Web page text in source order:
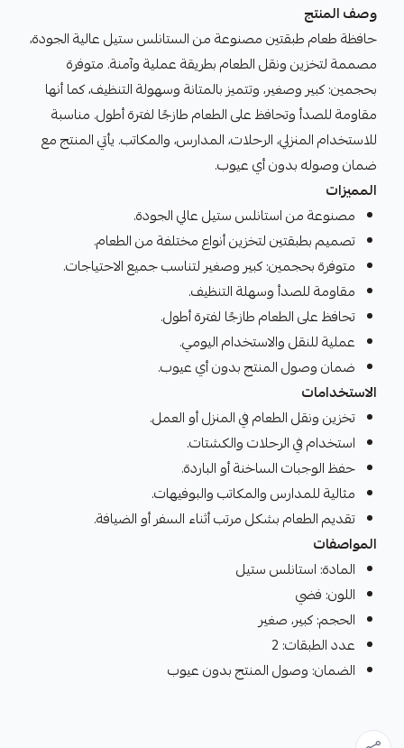
وصف المنتج
حافظة طعام طبقتين مصنوعة من الستانلس ستيل عالية الجودة،
مصممة لتخزين ونقل الطعام بطريقة عملية وآمنة. متوفرة
بحجمين: كبير وصغير، وتتميز بالمتانة وسهولة التنظيف، كما أنها
مقاومة للصدأ وتحافظ على الطعام طازجًا لفترة أطول. مناسبة
للاستخدام المنزلي، الرحلات، المدارس، والمكاتب. يأتي المنتج مع
ضمان وصوله بدون أي عيوب.
المميزات
مصنوعة من استانلس ستيل عالي الجودة.
تصميم بطبقتين لتخزين أنواع مختلفة من الطعام.
متوفرة بحجمين: كبير وصغير لتناسب جميع الاحتياجات.
مقاومة للصدأ وسهلة التنظيف.
تحافظ على الطعام طازجًا لفترة أطول.
عملية للنقل والاستخدام اليومي.
ضمان وصول المنتج بدون أي عيوب.
الاستخدامات
تخزين ونقل الطعام في المنزل أو العمل.
استخدام في الرحلات والكشتات.
حفظ الوجبات الساخنة أو الباردة.
مثالية للمدارس والمكاتب والبوفيهات.
تقديم الطعام بشكل مرتب أثناء السفر أو الضيافة.
المواصفات
المادة: استانلس ستيل
اللون: فضي
الحجم: كبير، صغير
عدد الطبقات: 2
الضمان: وصول المنتج بدون عيوب